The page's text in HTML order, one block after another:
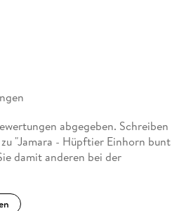
abgegeben. Schreiben
"Jamara - Hüpftier Einhorn bunt
damit anderen bei der